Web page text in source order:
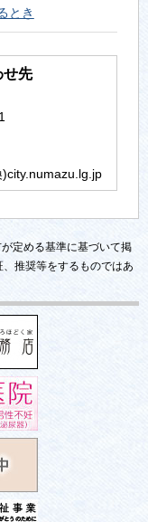
とき
せ先
定める基準に基づいて掲
推奨等をするものではあ